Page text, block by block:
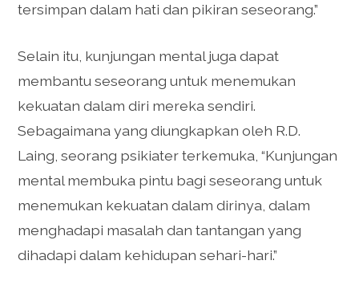
tersimpan dalam hati dan pikiran seseorang.”
Selain itu, kunjungan mental juga dapat
membantu seseorang untuk menemukan
kekuatan dalam diri mereka sendiri.
Sebagaimana yang diungkapkan oleh R.D.
Laing, seorang psikiater terkemuka, “Kunjungan
mental membuka pintu bagi seseorang untuk
menemukan kekuatan dalam dirinya, dalam
menghadapi masalah dan tantangan yang
dihadapi dalam kehidupan sehari-hari.”